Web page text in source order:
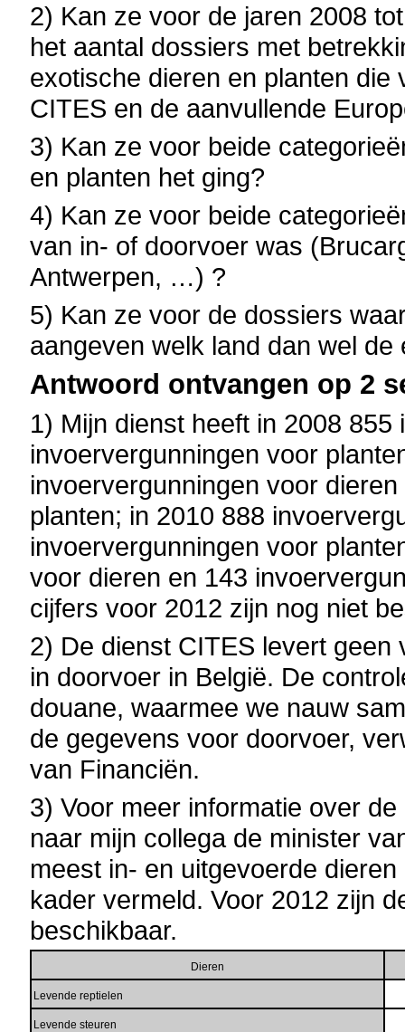
2) Kan ze voor de jaren 2008
het aantal dossiers met
exotische dieren en planten
CITES en de aanvullende
3) Kan ze voor beide
en planten het ging?
4) Kan ze voor beide
van in- of doorvoer was
Antwerpen, …) ?
5) Kan ze voor de dossiers
aangeven welk land dan wel
Antwoord ontvangen op 2
1) Mijn dienst heeft in 2008
invoervergunningen voor
invoervergunningen voor
planten; in 2010 888
invoervergunningen voor
voor dieren en 143
cijfers voor 2012 zijn nog niet
2) De dienst CITES levert
in doorvoer in België. De
douane, waarmee we nauw
de gegevens voor doorvoer,
van Financiën.
3) Voor meer informatie over
naar mijn collega de minister
meest in- en uitgevoerde
kader vermeld. Voor 2012 zijn
beschikbaar.
Dieren
Levende reptielen
Levende steuren